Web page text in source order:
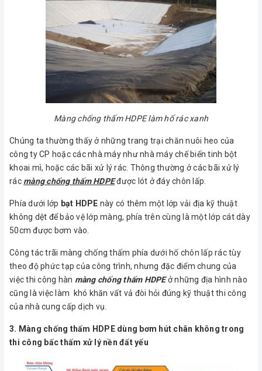
Màng chống thấm HDPE làm hố rác xanh
Chúng ta thường thấy ở những trang trại chăn nuôi heo của
công ty CP hoặc các nhà máy như nhà máy chế biến tinh bột
khoai mì, hoặc các bãi xử lý rác. Thông thường ở các bãi xử lý
rác màng chống thấm HDPEđược lót ở đáy chôn lấp.
Phía dưới lớp bạt HDPE này có thêm một lớp vải địa kỹ thuật
không dệt để bảo vệ lớp màng, phía trên cùng là một lớp cát dày
50cm được bơm vào.
Công tác trãi màng chống thấm phía dưới hố chôn lấp rác tùy
theo độ phức tạp của công trình, nhưng đặc điểm chung của
việc thi công hàn màng chống thấm HDPEở những địa hình nào
cũng là việc làm khó khăn vất vả đòi hỏi đúng kỹ thuật thi công
của nhà cung cấp dịch vụ.
3. Màng chống thấm HDPE dùng bơm hút chân không trong
thi công bấc thấm xử lý nền đất yếu